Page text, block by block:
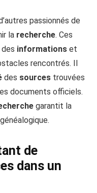
passionnés de
la recherche. Ces
informations et
rencontrés. Il
des sources trouvées
documents officiels.
garantit la
de
dans un